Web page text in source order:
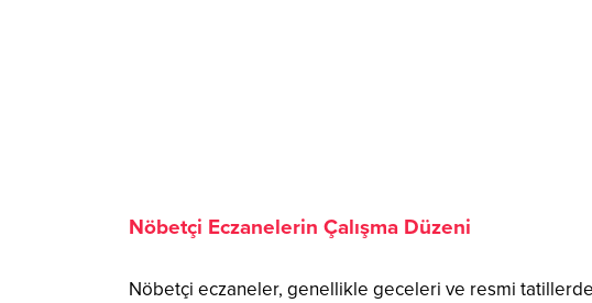
Nöbetçi Eczanelerin Çalışma Düzeni
Nöbetçi eczaneler, genellikle geceleri ve resmi